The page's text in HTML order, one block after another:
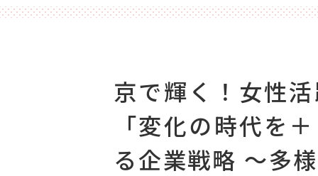
京で輝く！女性
「変化の時代を
る企業戦略 ～多